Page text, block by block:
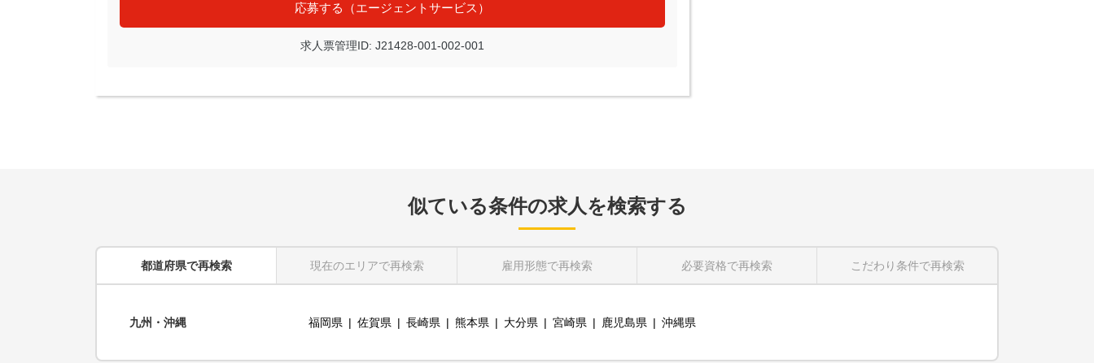
応募する（エージェントサービス）
求人票管理ID: J21428-001-002-001
似ている条件の求人を検索する
都道府県で再検索 現在のエリアで再検索 雇用形態で再検索 必要資格で再検索 こだわり条件で再検索
九州・沖縄 福岡県 佐賀県 長崎県 熊本県 大分県 宮崎県 鹿児島県 沖縄県